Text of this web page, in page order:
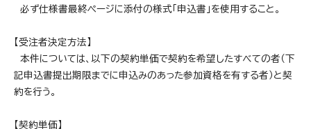
必ず仕様書最終ページに添付の様式「申込書」を使用すること。
【受注者決定方法】
本件については、以下の契約単価で契約を希望したすべての者（下
記申込書提出期限までに申込みのあった参加資格を有する者）と契
約を行う。
【契約単価】